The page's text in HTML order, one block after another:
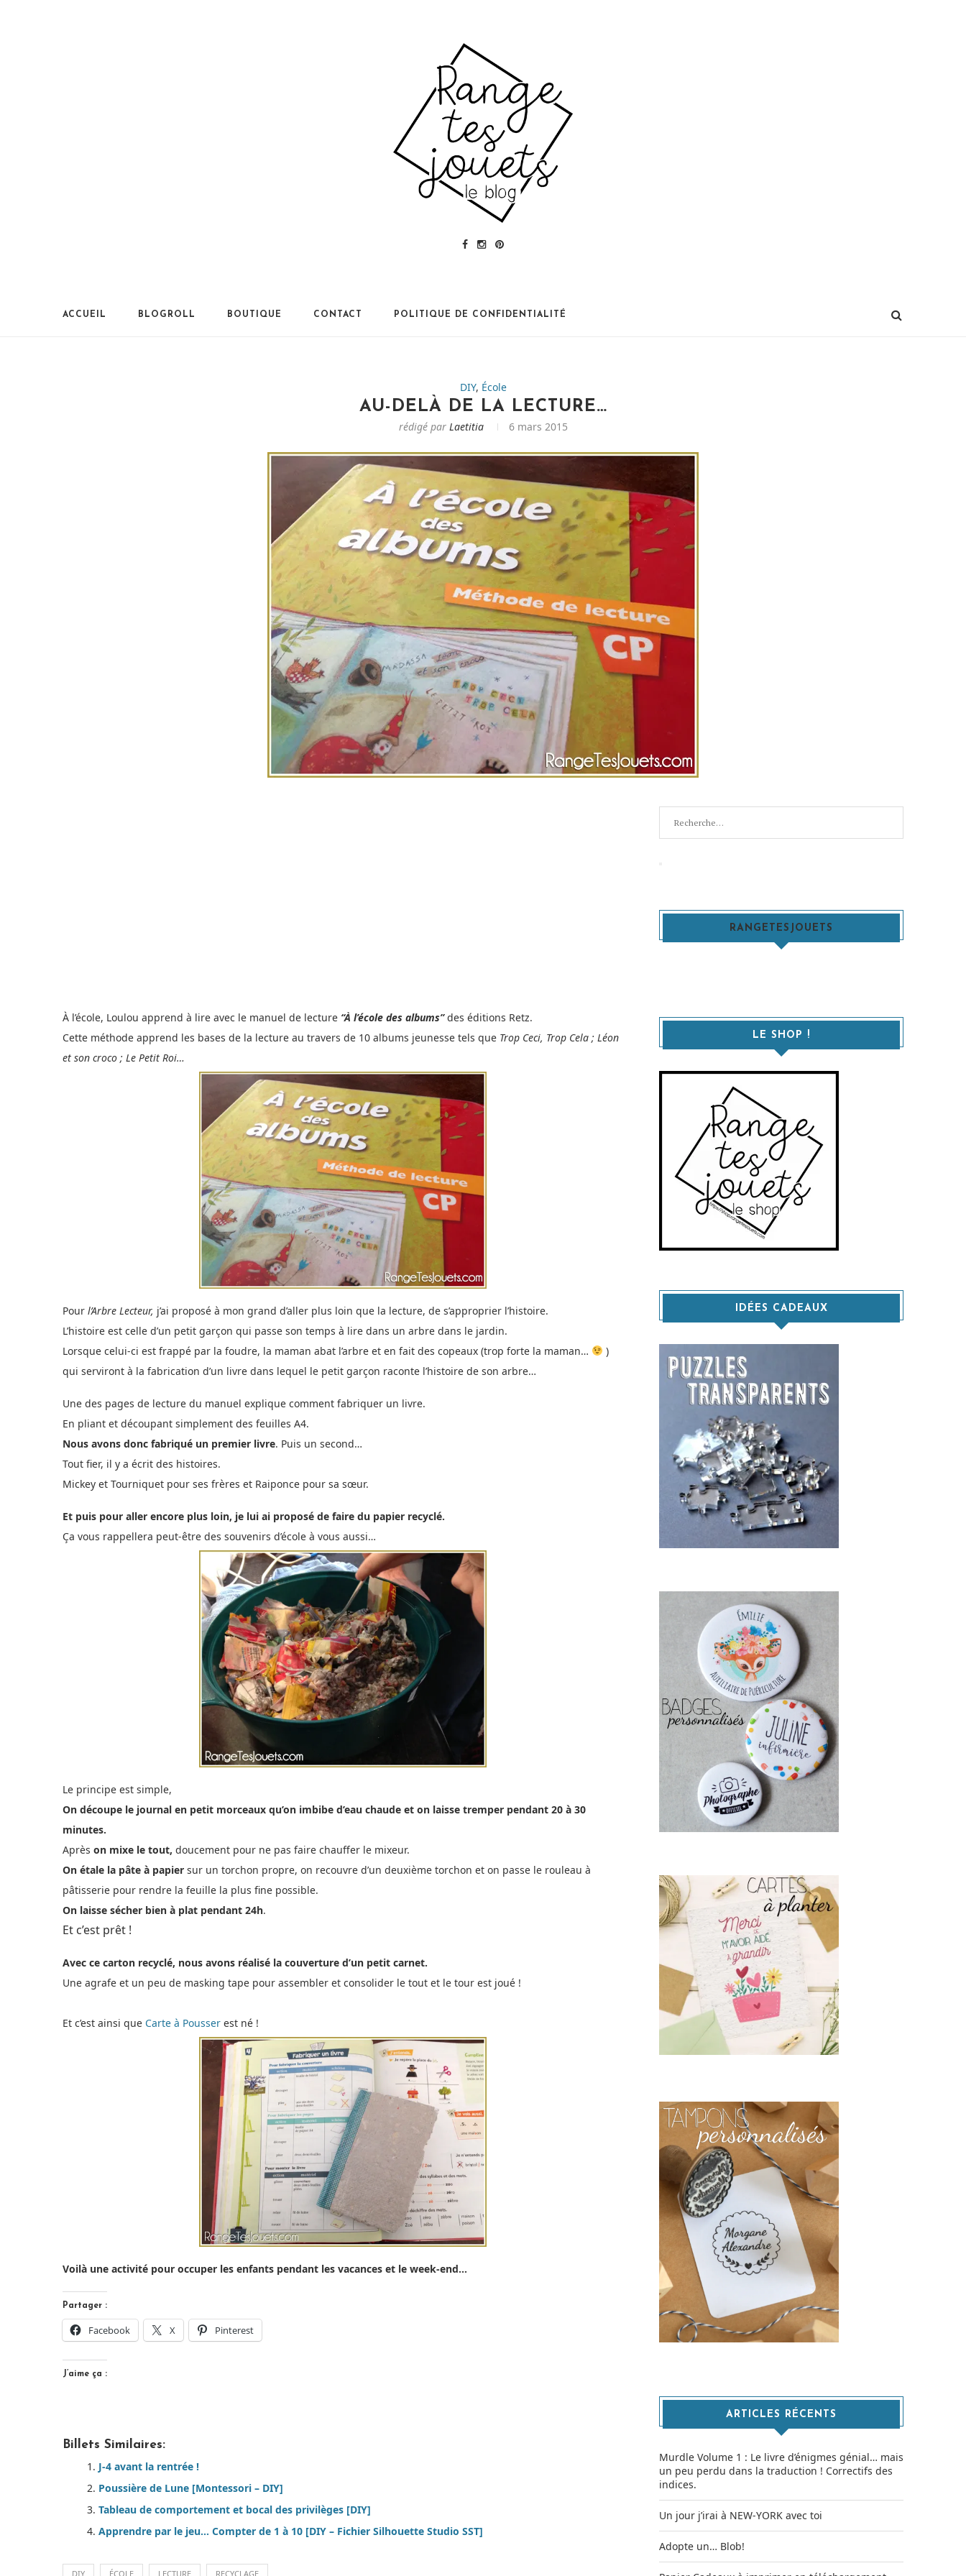
ACCUEIL BLOGROLL BOUTIQUE CONTACT POLITIQUE DE CONFIDENTIALITÉ
DIY, École
AU-DELÀ DE LA LECTURE…
rédigé par Laetitia 6 mars 2015
À l’école, Loulou apprend à lire avec le manuel de lecture “À l’école des albums”des éditions Retz.
Cette méthode apprend les bases de la lecture au travers de 10 albums jeunesse tels que Trop Ceci, Trop Cela ; Léon
et son croco ; Le Petit Roi…
Pour l’Arbre Lecteur, j’ai proposé à mon grand d’aller plus loin que la lecture, de s’approprier l’histoire.
L’histoire est celle d’un petit garçon qui passe son temps à lire dans un arbre dans le jardin.
Lorsque celui-ci est frappé par la foudre, la maman abat l’arbre et en fait des copeaux (trop forte la maman…
)
qui serviront à la fabrication d’un livre dans lequel le petit garçon raconte l’histoire de son arbre…
Une des pages de lecture du manuel explique comment fabriquer un livre.
En pliant et découpant simplement des feuilles A4.
Nous avons donc fabriqué un premier livre. Puis un second…
Tout fier, il y a écrit des histoires.
Mickey et Tourniquet pour ses frères et Raiponce pour sa sœur.
Et puis pour aller encore plus loin, je lui ai proposé de faire du papier recyclé.
Ça vous rappellera peut-être des souvenirs d’école à vous aussi…
Le principe est simple,
On découpe le journal en petit morceaux qu’on imbibe d’eau chaude et on laisse tremper pendant 20 à 30
minutes.
Après on mixe le tout, doucement pour ne pas faire chauffer le mixeur.
On étale la pâte à papier sur un torchon propre, on recouvre d’un deuxième torchon et on passe le rouleau à
pâtisserie pour rendre la feuille la plus fine possible.
On laisse sécher bien à plat pendant 24h.
Et c’est prêt !
Avec ce carton recyclé, nous avons réalisé la couverture d’un petit carnet.
Une agrafe et un peu de masking tape pour assembler et consolider le tout et le tour est joué !
Et c’est ainsi que Carte à Pousser est né !
Voilà une activité pour occuper les enfants pendant les vacances et le week-end…
Partager :
Facebook X Pinterest
J’aime ça :
Billets Similaires:
J-4 avant la rentrée !
Poussière de Lune [Montessori – DIY]
Tableau de comportement et bocal des privilèges [DIY]
Apprendre par le jeu… Compter de 1 à 10 [DIY – Fichier Silhouette Studio SST]
DIY ÉCOLE LECTURE RECYCLAGE
pour
:
RANGETESJOUETS
LE SHOP !
IDÉES CADEAUX
ARTICLES RÉCENTS
Murdle Volume 1 : Le livre d’énigmes génial… mais
un peu perdu dans la traduction ! Correctifs des
indices.
Un jour j’irai à NEW-YORK avec toi
Adopte un… Blob!